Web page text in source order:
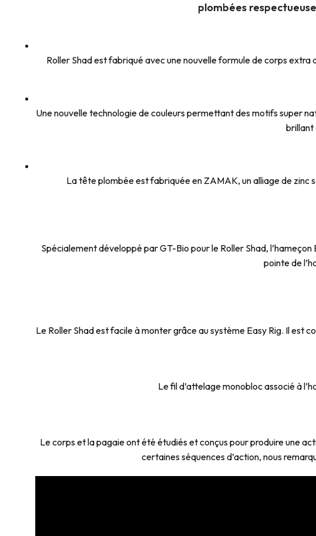
plombées
Roller Shad est fabriqué avec une nouvelle formule de corps
Une nouvelle technologie de couleurs permettant des motifs super
brillant
La tête plombée est fabriquée en ZAMAK, un alliage de zinc
Spécialement développé par GT-Bio pour le Roller Shad,
pointe de
Le Roller Shad est facile à monter grâce au système Easy Rig. Il est
Le fil d’attelage monobloc associé à
Le corps et la pagaie ont été étudiés et conçus pour produire une
certaines séquences d’action, nous